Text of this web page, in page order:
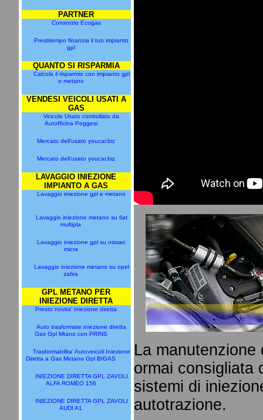
PARTNER
Consorzio Ecogas
Prestitempo finanzia il tuo impianto
gpl
QUANTO SI RISPARMIA
Calcola il risparmio con impianto gpl
o metano
VENDESI VEICOLI USATI A
GAS
Veicolo Usato controllato da
Autofficina Poggesi
Mercato dell'usato youcar.biz
Mercato dell'usato youcar.biz
LAVAGGIO INIEZIONE
IMPIANTO A GAS
Lavaggio iniezione gpl e metano
Lavaggio iniezione metano su fiat
multipla
Lavaggio iniezione gpl su nissan
micra
Lavaggio iniezione metano su opel
zafira
GPL METANO PER
INIEZIONE DIRETTA
Presto novita' iniezione diretta
Auto trasformate iniezione diretta
Gas Gpl Mtano con PRINS
Trasformabilita' Autoveicoli Iniezione
Diretta a Gas Metano Gpl BIGAS
INIEZIONE DIRETTA GPL ZAVOLI
ALFA ROMEO 156
INIEZIONE DIRETTA GPL ZAVOLI
AUDI A1
La manutenzione
ormai consigliata
sistemi di
autotrazione.